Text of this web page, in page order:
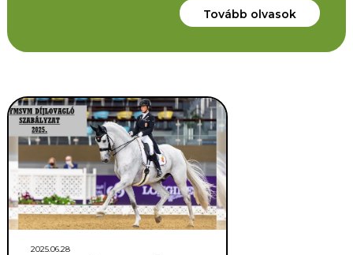
Tovább olvasok
2025.06.28